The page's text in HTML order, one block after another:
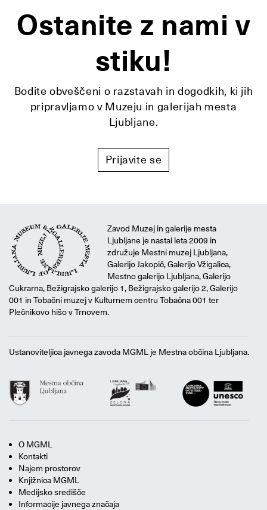
Ostanite z nami v
stiku!
Bodite obveščeni o razstavah in dogodkih, ki jih
pripravljamo v Muzeju in galerijah mesta
Ljubljane.
Prijavite se
Zavod Muzej in galerije mesta
Ljubljane je nastal leta 2009 in
združuje Mestni muzej Ljubljana,
Galerijo Jakopič, Galerijo Vžigalica,
Mestno galerijo Ljubljana, Galerijo
Cukrarna, Bežigrajsko galerijo 1, Bežigrajsko galerijo 2, Galerijo
001 in Tobačni muzej v Kulturnem centru Tobačna 001 ter
Plečnikovo hišo v Trnovem.
Ustanoviteljica javnega zavoda MGML je Mestna občina Ljubljana.
O MGML
Kontakti
Najem prostorov
Knjižnica MGML
Medijsko središče
Informacije javnega značaja